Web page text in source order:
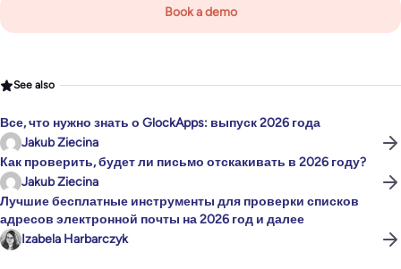
Book a demo
See also
Все, что нужно знать о GlockApps: выпуск 2026 года
Jakub Ziecina
Как проверить, будет ли письмо отскакивать в 2026 году?
Jakub Ziecina
Лучшие бесплатные инструменты для проверки списков
адресов электронной почты на 2026 год и далее
Izabela Harbarczyk